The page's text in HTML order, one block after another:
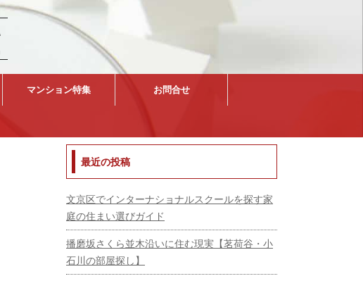
マンション特集 お問合せ
最近の投稿
文京区でインターナショナルスクールを探す家
庭の住まい選びガイド
播磨坂さくら並木沿いに住む現実【茗荷谷・小
石川の部屋探し】